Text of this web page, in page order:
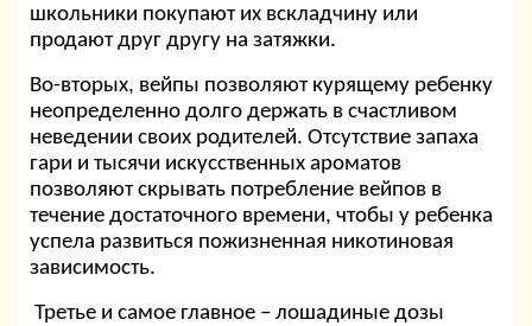
школьники покупают их вскладчину или
продают друг другу на затяжки.
Во-вторых, вейпы позволяют курящему ребенку
неопределенно долго держать в счастливом
неведении своих родителей. Отсутствие запаха
гари и тысячи искусственных ароматов
позволяют скрывать потребление вейпов в
течение достаточного времени, чтобы у ребенка
успела развиться пожизненная никотиновая
зависимость.
Третье и самое главное – лошадиные дозы